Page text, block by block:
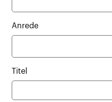
Anrede
Titel